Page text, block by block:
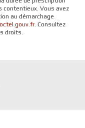
contentieux. Vous avez
au démarchage
. Consultez
droits.